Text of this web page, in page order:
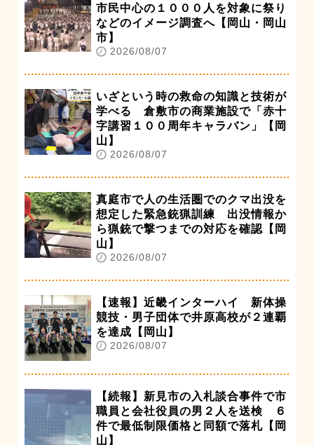
市民中心の１０００人を対象に祭り
などのイメージ調査へ【岡山・岡山
市】
2026/08/07
いざという時の救命の知識と技術が
学べる 倉敷市の商業施設で「赤十
字講習１００周年キャラバン」【岡
山】
2026/08/07
真庭市で人の生活圏でのクマ出没を
想定した緊急銃猟訓練 出没情報か
ら猟銃で撃つまでの対応を確認【岡
山】
2026/08/07
【速報】近畿インターハイ 新体操
競技・男子団体で井原高校が２連覇
を達成【岡山】
2026/08/07
【続報】新見市の入札談合事件で市
職員と会社役員の男２人を送検 ６
件で最低制限価格と同額で落札【岡
山】